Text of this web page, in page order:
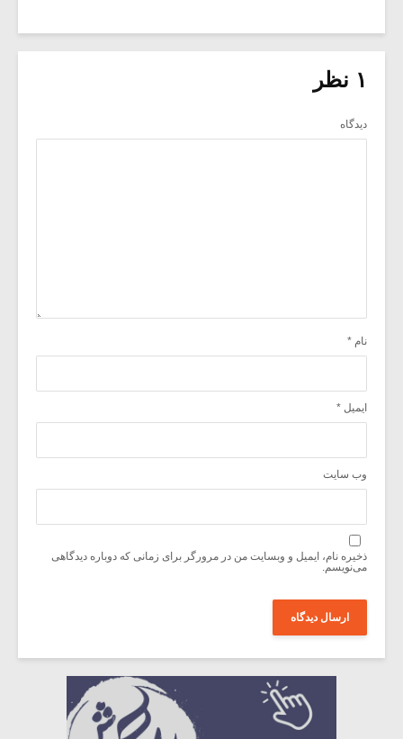
۱ نظر
دیدگاه
نام *
ایمیل *
وب‌ سایت
ذخیره نام، ایمیل و وبسایت من در مرورگر برای زمانی که دوباره دیدگاهی
می‌نویسم.